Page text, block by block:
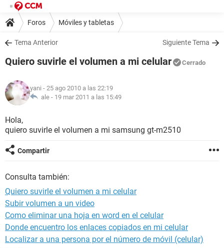
Foros Móviles y tabletas
Tema Anterior Siguiente Tema
Quiero suvirle el volumen a mi celular Cerrado
yani - 25 ago 2010 a las 22:19
ale - 19 mar 2011 a las 15:49
Hola,
quiero suvirle el volumen a mi samsung gt-m2510
Compartir
Consulta también:
Quiero suvirle el volumen a mi celular
Subir volumen a un video
Como eliminar una hoja en word en el celular
Donde encuentro los enlaces copiados en mi celular
Localizar a una persona por el número de móvil (celular)